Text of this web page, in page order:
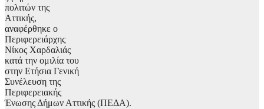
πολιτών της
Αττικής,
αναφέρθηκε ο
Περιφερειάρχης
Νίκος Χαρδαλιάς
κατά την ομιλία του
στην Ετήσια Γενική
Συνέλευση της
Περιφερειακής
Ένωσης Δήμων Αττικής (ΠΕΔΑ).